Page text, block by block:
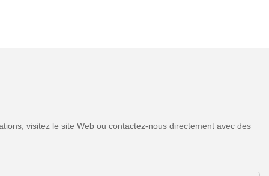
visitez le site Web ou contactez-nous directement avec des